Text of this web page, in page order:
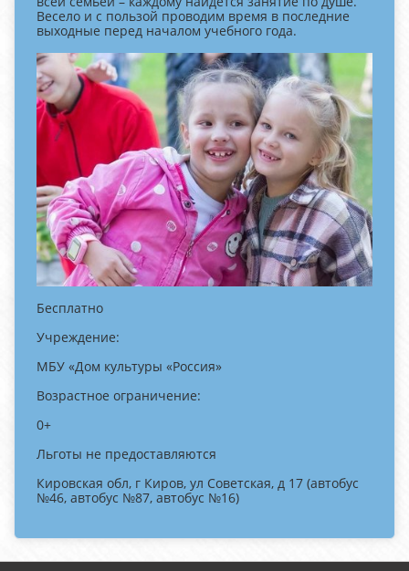
Весело и с пользой проводим время в последние
выходные перед началом учебного года.
Бесплатно
Учреждение:
МБУ «Дом культуры «Россия»
Возрастное ограничение:
0+
Льготы не предоставляются
Кировская обл, г Киров, ул Советская, д 17 (автобус
№46, автобус №87, автобус №16)